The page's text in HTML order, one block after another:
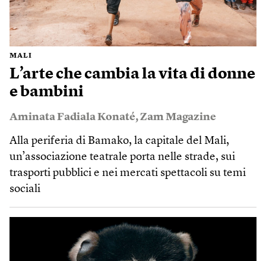
MALI
L’arte che cambia la vita di donne
e bambini
Aminata Fadiala Konaté,Zam Magazine
Alla periferia di Bamako, la capitale del Mali,
un’associazione teatrale porta nelle strade, sui
trasporti pubblici e nei mercati spettacoli su temi
sociali